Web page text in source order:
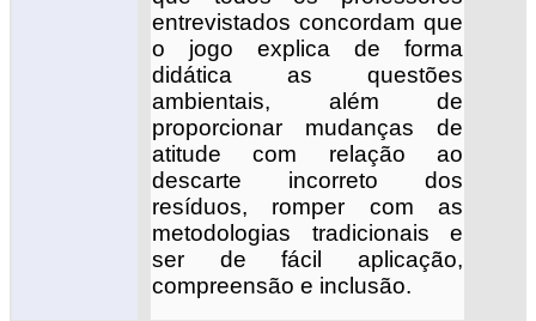
entrevistados concordam que
o jogo explica de forma
didática as questões
ambientais, além de
proporcionar mudanças de
atitude com relação ao
descarte incorreto dos
resíduos, romper com as
metodologias tradicionais e
ser de fácil aplicação,
compreensão e inclusão.